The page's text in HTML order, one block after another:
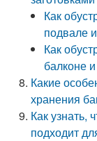
Как
подвале
Как
балконе
Какие
хранения
Как узнать,
подходит